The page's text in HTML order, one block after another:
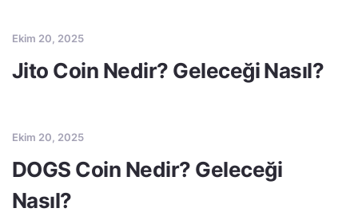
Ekim 20, 2025
Jito Coin Nedir? Geleceği Nasıl?
Ekim 20, 2025
DOGS Coin Nedir? Geleceği
Nasıl?